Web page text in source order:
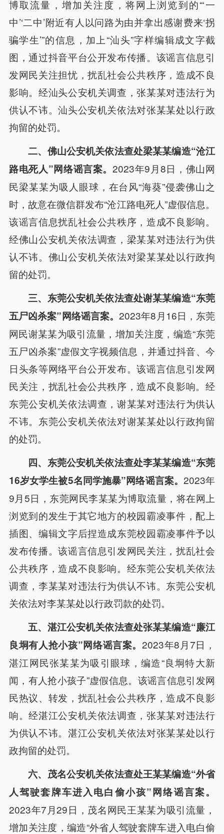
博取流量，增加关注度，将网上浏览到的“‘一
中’‘二中’附近有人以问路为由并拿出感谢费来‘拐
骗学生’”的信息，加上“汕头”字样编辑成文字截
图，通过抖音平台公开发布传播。该谣言信息引
发网民关注担忧，扰乱社会公共秩序，造成不良
影响。经汕头公安机关调查，张某某对违法行为
供认不讳。汕头公安机关依法对张某某处以行政
拘留的处罚。
二、佛山公安机关依法查处梁某某编造“沧江
路电死人”网络谣言案。2023年9月8日，佛山网
民梁某某为吸人眼球，在台风“海葵”侵袭佛山之
时，故意在微信群发布“沧江路电死人”虚假信息。
该谣言信息扰乱社会公共秩序，造成不良影响。
经佛山公安机关依法调查，梁某某对违法行为供
认不讳。佛山公安机关依法对梁某某处以行政拘
留的处罚。
三、东莞公安机关依法查处谢某某编造“东莞
五尸凶杀案”网络谣言案。2023年8月16日，东莞
网民谢某某为吸引流量，增加关注度，编造“东莞
五尸凶杀案”虚假文字视频信息，并通过抖音、今
日头条等网络平台公开发布。该谣言信息引发网
民关注，扰乱社会公共秩序，造成不良影响。经
东莞公安机关依法调查，谢某某对违法行为供认
不讳。东莞公安机关依法对谢某某处以行政拘留
的处罚。
四、东莞公安机关依法查处李某某编造“东莞
16岁女学生被5名同学施暴”网络谣言案。 2023年
9月5日，东莞网民李某某为博取流量，将在网上
浏览到的发生于其它地方的校园霸凌事件，配上
插图、编辑文字后捏造成东莞校园霸凌事件予以
发布传播。该谣言信息引发网民关注，扰乱社会
公共秩序，造成不良影响。经东莞公安机关依法
调查，李某某对违法行为供认不讳。东莞公安机
关依法对李某某处以行政罚款的处罚。
五、湛江公安机关依法查处张某某编造“廉江
良垌有人抢小孩”网络谣言案。2023年8月7日，
湛江网民张某某为吸引眼球，编造“良垌特大新
闻，有人抢小孩子”虚假信息。该谣言信息引发网
民热议、转发，扰乱社会公共秩序，造成不良影
响。经湛江公安机关依法调查，张某某对违法行
为供认不讳。湛江公安机关依法对张某某处以行
政拘留的处罚。
六、茂名公安机关依法查处王某某编造“外省
人驾驶套牌车进入电白偷小孩”网络谣言案。
2023年7月29日，茂名网民王某某为吸引流量，
增加关注度，编造“外省人驾驶套牌车进入电白偷